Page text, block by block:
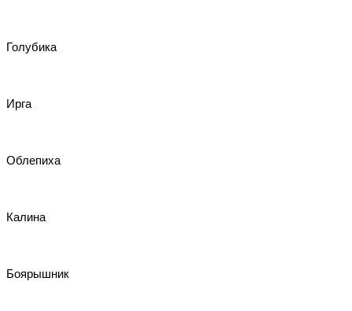
Голубика
Ирга
Облепиха
Калина
Боярышник